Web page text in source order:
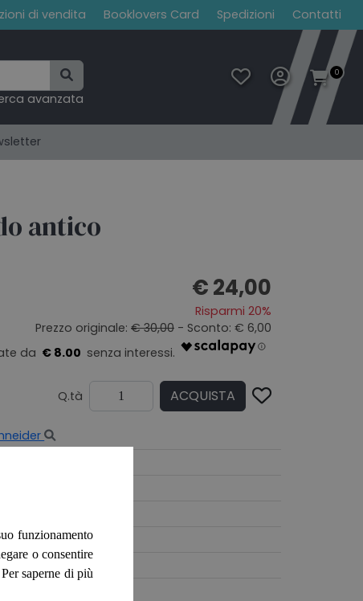
di vendita Booklovers Card Spedizioni Contatti
avanzata
0
antico
€ 24,00
Risparmi 20%
Prezzo originale: € 30,00 - Sconto: € 6,00
€ 8.00
Q.tà ACQUISTA
funzionamento
o consentire
saperne di più